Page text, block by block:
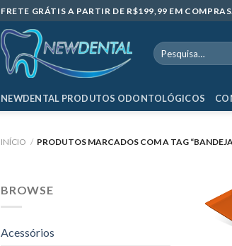
FRETE GRÁTIS A PARTIR DE R$199,99 EM
Pesquisar
por:
NEWDENTAL PRODUTOS ODONTOLÓGICOS
INÍCIO / PRODUTOS MARCADOS COM A TAG
BROWSE
Acessórios